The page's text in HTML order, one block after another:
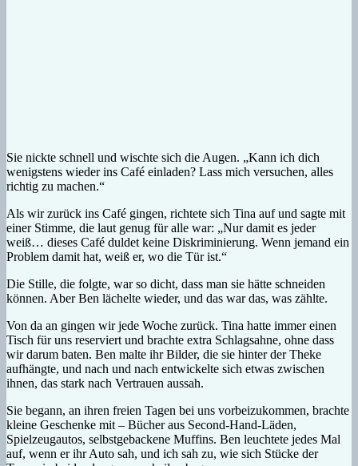
Sie nickte schnell und wischte sich die Augen. „Kann ich dich
wenigstens wieder ins Café einladen? Lass mich versuchen, alles
richtig zu machen.“
Als wir zurück ins Café gingen, richtete sich Tina auf und sagte mit
einer Stimme, die laut genug für alle war: „Nur damit es jeder
weiß… dieses Café duldet keine Diskriminierung. Wenn jemand ein
Problem damit hat, weiß er, wo die Tür ist.“
Die Stille, die folgte, war so dicht, dass man sie hätte schneiden
können. Aber Ben lächelte wieder, und das war das, was zählte.
Von da an gingen wir jede Woche zurück. Tina hatte immer einen
Tisch für uns reserviert und brachte extra Schlagsahne, ohne dass
wir darum baten. Ben malte ihr Bilder, die sie hinter der Theke
aufhängte, und nach und nach entwickelte sich etwas zwischen
ihnen, das stark nach Vertrauen aussah.
Sie begann, an ihren freien Tagen bei uns vorbeizukommen, brachte
kleine Geschenke mit – Bücher aus Second-Hand-Läden,
Spielzeugautos, selbstgebackene Muffins. Ben leuchtete jedes Mal
auf, wenn er ihr Auto sah, und ich sah zu, wie sich Stücke der